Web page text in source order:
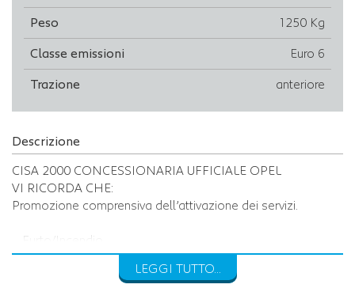
Peso 1250 Kg
Classe emissioni Euro 6
Trazione anteriore
Descrizione
CISA 2000 CONCESSIONARIA UFFICIALE OPEL
VI RICORDA CHE:
Promozione comprensiva dell’attivazione dei servizi.
_ Furto/Incendio
_ Kasko
_ Franchigia rimborsataLEGGI TUTTO...